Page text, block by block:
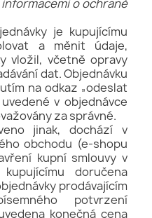
o ochraně
je kupujícímu
a měnit údaje,
vložil, včetně opravy
dat. Objednávku
na odkaz „odeslat
v objednávce
za správné.
jinak, dochází v
obchodu (e-shopu
kupní smlouvy v
doručena
prodávajícím
potvrzení
konečná cena